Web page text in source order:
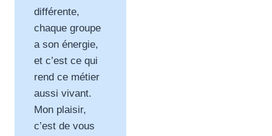
différente,
chaque groupe
a son énergie,
et c’est ce qui
rend ce métier
aussi vivant.
Mon plaisir,
c’est de vous